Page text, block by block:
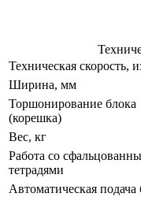
Техническая скорость,
Ширина, мм
Торшонирование блока
(корешка)
Вес, кг
Работа со
тетрадями
Автоматическая подача